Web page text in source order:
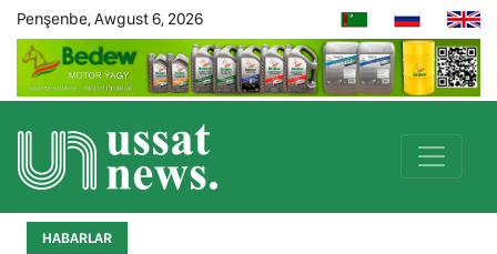
Penşenbe, Awgust 6, 2026
HABARLAR